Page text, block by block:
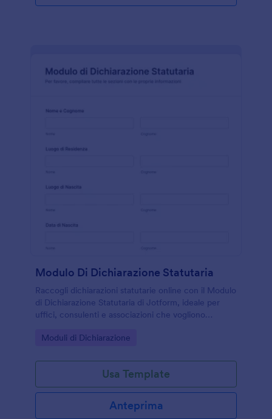
Modulo Di Dichiarazione Statutaria
Raccogli dichiarazioni statutarie online con il Modulo
di Dichiarazione Statutaria di Jotform, ideale per
uffici, consulenti e associazioni che vogliono
modo ordinato.
Go to Category:
Moduli di Dichiarazione
Usa Template
Anteprima